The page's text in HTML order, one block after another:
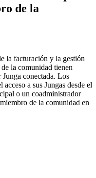
de la
la facturación y la gestión
la comunidad tienen
conectada. Los
a sus Jungas desde el
o un coadministrador
de la comunidad en